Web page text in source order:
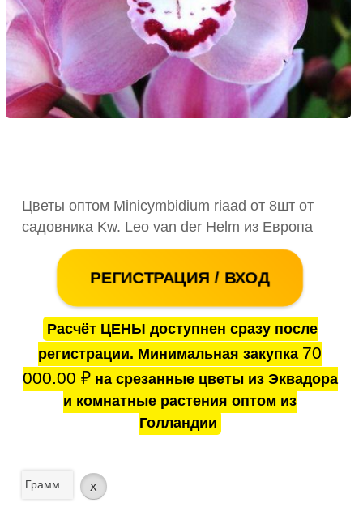
Цветы оптом Minicymbidium riaad от 8шт от
садовника Kw. Leo van der Helm из Европа
РЕГИСТРАЦИЯ / ВХОД
Расчёт ЦЕНЫ доступнен сразу после
регистрации. Минимальная закупка 70
000.00 ₽на срезанные цветы из Эквадора
и комнатные растения оптом из
Голландии
Грамм x